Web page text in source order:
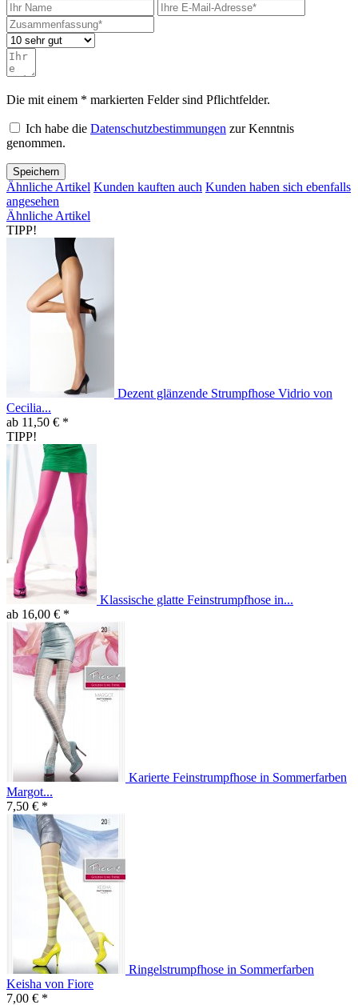
Die mit einem * markierten Felder sind Pflichtfelder.
Ich habe die Datenschutzbestimmungen zur Kenntnis
genommen.
Speichern
Ähnliche Artikel Kunden kauften auch Kunden haben sich ebenfalls
angesehen
Ähnliche Artikel
TIPP!
Dezent glänzende Strumpfhose Vidrio von
Cecilia...
ab 11,50 € *
TIPP!
Klassische glatte Feinstrumpfhose in...
ab 16,00 € *
Karierte Feinstrumpfhose in Sommerfarben
Margot...
7,50 € *
Ringelstrumpfhose in Sommerfarben
Keisha von Fiore
7,00 € *